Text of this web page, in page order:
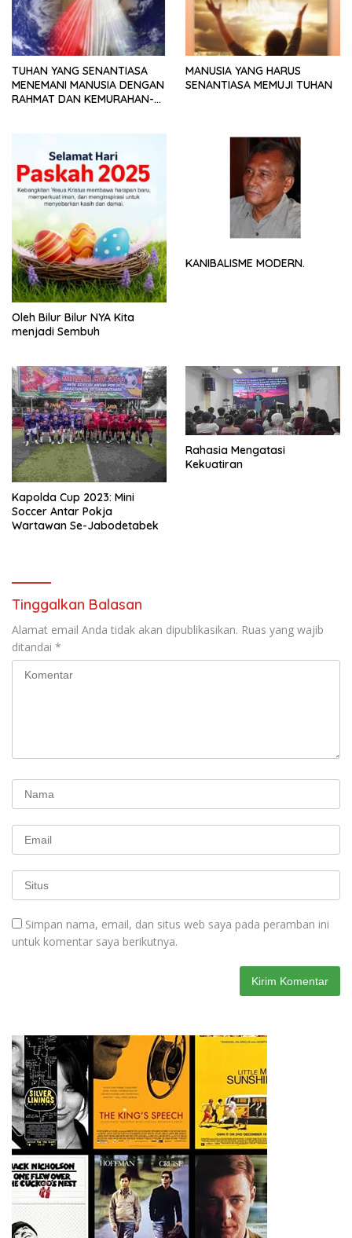
TUHAN YANG SENANTIASA
MENEMANI MANUSIA DENGAN
RAHMAT DAN KEMURAHAN-
MANUSIA YANG HARUS
SENANTIASA MEMUJI TUHAN
Oleh Bilur Bilur NYA Kita
menjadi Sembuh
KANIBALISME MODERN.
Kapolda Cup 2023: Mini
Soccer Antar Pokja
Wartawan Se-Jabodetabek
Rahasia Mengatasi
Kekuatiran
Tinggalkan Balasan
Alamat email Anda tidak akan dipublikasikan. Ruas yang wajib
ditandai *
Simpan nama, email, dan situs web saya pada peramban ini
untuk komentar saya berikutnya.